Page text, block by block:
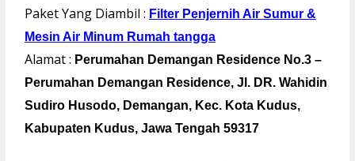
Paket Yang Diambil : Filter Penjernih Air Sumur &
Mesin Air Minum Rumah tangga
Alamat : Perumahan Demangan Residence No.3 –
Perumahan Demangan Residence, Jl. DR. Wahidin
Sudiro Husodo, Demangan, Kec. Kota Kudus,
Kabupaten Kudus, Jawa Tengah 59317